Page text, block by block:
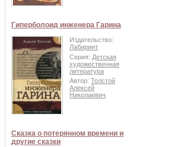
Гиперболоид инженера Гарина
Издательство:
Лабиринт
Серия: Детская
художественная
литература
Автор: Толстой
Алексей
Николаевич
Сказка о потерянном времени и
другие сказки